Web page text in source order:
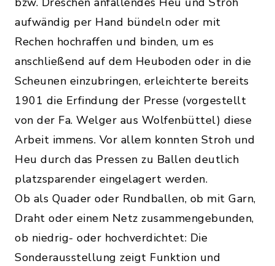
aufwändig per Hand bündeln oder mit
Rechen hochraffen und binden, um es
anschließend auf dem Heuboden oder in die
Scheunen einzubringen, erleichterte bereits
1901 die Erfindung der Presse (vorgestellt
von der Fa. Welger aus Wolfenbüttel) diese
Arbeit immens. Vor allem konnten Stroh und
Heu durch das Pressen zu Ballen deutlich
platzsparender eingelagert werden.
Ob als Quader oder Rundballen, ob mit Garn,
Draht oder einem Netz zusammengebunden,
ob niedrig- oder hochverdichtet: Die
Sonderausstellung zeigt Funktion und